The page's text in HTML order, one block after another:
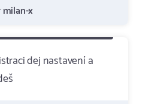
milan-x
dej nastavení a